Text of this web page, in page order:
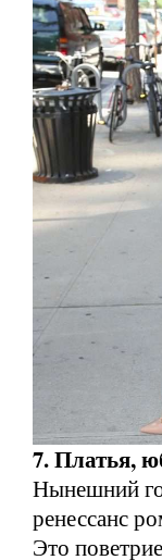
7. Платья,
Нынешний
ренессанс
Это